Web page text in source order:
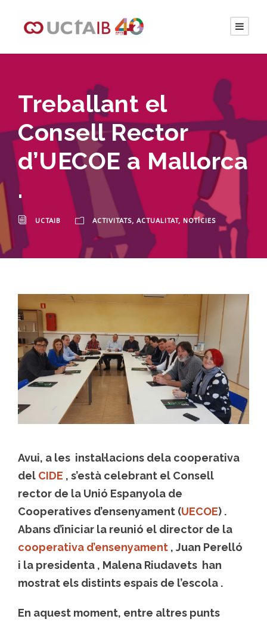
Treballant el
Consell Rector
d’UECOE a Mallorca
.
UCTAIB ACTIVITATS, ACTUALITAT, NOTÍCIES
Avui, a les instal·lacions dela cooperativa
del CIDE , s’està celebrant el Consell
rector de la Unió Espanyola de
Cooperatives d’ensenyament (UECOE) .
Abans d’iniciar la reunió el director de la
cooperativa d’ensenyament , Juan Perelló
i la presidenta , Malena Riudavets han
mostrat els distints espais de l’escola .
En aquest moment, entre altres punts